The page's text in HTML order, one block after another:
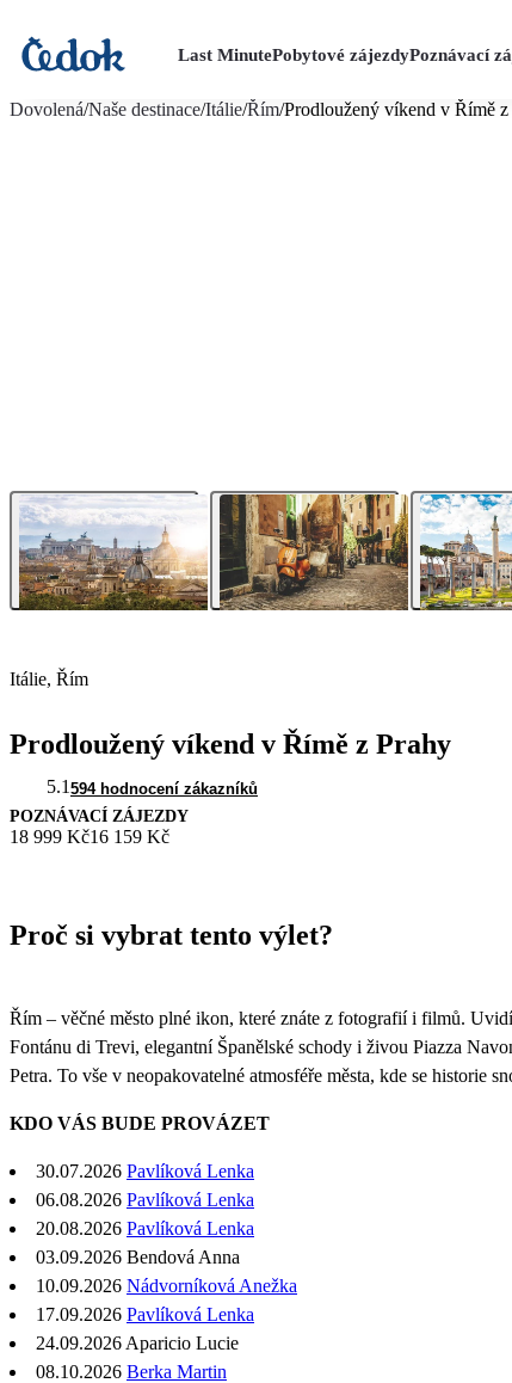
Last MinutePobytové zájezdyPoznávací
Dovolená/Naše destinace/Itálie/Řím/Prodloužený víkend v Římě z
Itálie, Řím
Prodloužený víkend v Římě z Prahy
5.1 594 hodnocení zákazníků
POZNÁVACÍ ZÁJEZDY
18 999 Kč16 159 Kč
Proč si vybrat tento výlet?
Řím – věčné město plné ikon, které znáte z fotografií i filmů.
Fontánu di Trevi, elegantní Španělské schody i živou Piazza
Petra. To vše v neopakovatelné atmosféře města, kde se historie
KDO VÁS BUDE PROVÁZET
30.07.2026 Pavlíková Lenka
06.08.2026 Pavlíková Lenka
20.08.2026 Pavlíková Lenka
03.09.2026 Bendová Anna
10.09.2026 Nádvorníková Anežka
17.09.2026 Pavlíková Lenka
24.09.2026 Aparicio Lucie
08.10.2026 Berka Martin